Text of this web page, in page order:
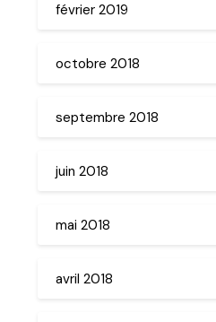
février 2019
octobre 2018
septembre 2018
juin 2018
mai 2018
avril 2018